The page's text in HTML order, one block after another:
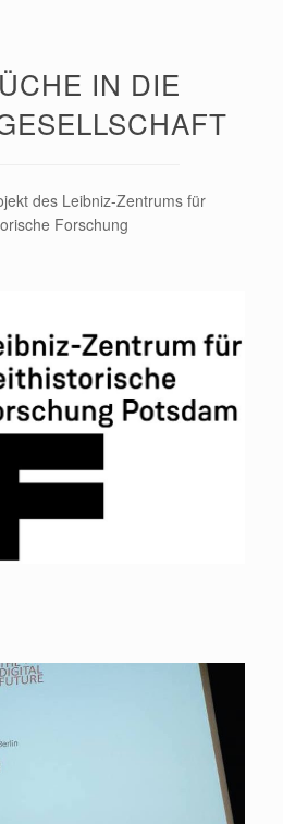
IN DIE
des Leibniz-Zentrums für
Forschung